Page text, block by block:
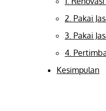
2. Pakai
3. Pakai
4.
Kesimpulan